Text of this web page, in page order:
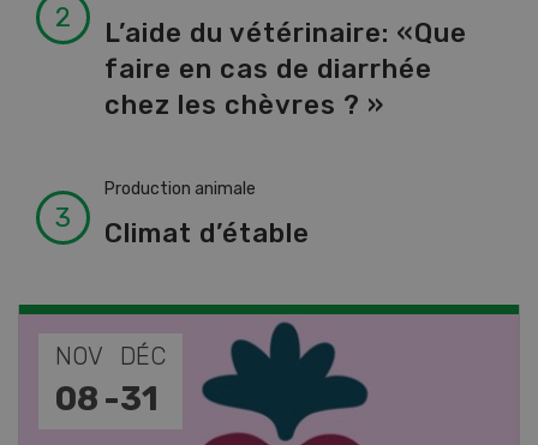
L’aide du vétérinaire: «Que
faire en cas de diarrhée
chez les chèvres ? »
Production animale
Climat d’étable
NOV
08 -
DÉC
31